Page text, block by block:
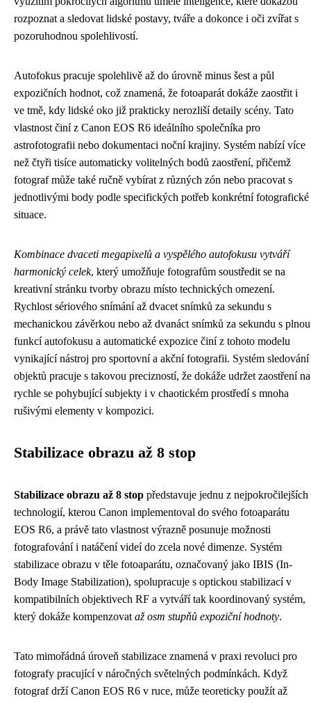
rozpoznat a sledovat lidské postavy, tváře a dokonce i oči zvířat s
pozoruhodnou spolehlivostí.
Autofokus pracuje spolehlivě až do úrovně minus šest a půl
expozičních hodnot, což znamená, že fotoaparát dokáže zaostřit i
ve tmě, kdy lidské oko již prakticky nerozliší detaily scény. Tato
vlastnost činí z Canon EOS R6 ideálního společníka pro
astrofotografii nebo dokumentaci noční krajiny. Systém nabízí více
než čtyři tisíce automaticky volitelných bodů zaostření, přičemž
fotograf může také ručně vybírat z různých zón nebo pracovat s
jednotlivými body podle specifických potřeb konkrétní fotografické
situace.
Kombinace dvaceti megapixelů a vyspělého autofokusu vytváří
harmonický celek, který umožňuje fotografům soustředit se na
kreativní stránku tvorby obrazu místo technických omezení.
Rychlost sériového snímání až dvacet snímků za sekundu s
mechanickou závěrkou nebo až dvanáct snímků za sekundu s plnou
funkcí autofokusu a automatické expozice činí z tohoto modelu
vynikající nástroj pro sportovní a akční fotografii. Systém sledování
objektů pracuje s takovou precizností, že dokáže udržet zaostření na
rychle se pohybující subjekty i v chaotickém prostředí s mnoha
rušivými elementy v kompozici.
Stabilizace obrazu až 8 stop
Stabilizace obrazu až 8 stop představuje jednu z nejpokročilejších
technologií, kterou Canon implementoval do svého fotoaparátu
EOS R6, a právě tato vlastnost výrazně posunuje možnosti
fotografování i natáčení videí do zcela nové dimenze. Systém
stabilizace obrazu v těle fotoaparátu, označovaný jako IBIS (In-
Body Image Stabilization), spolupracuje s optickou stabilizací v
kompatibilních objektivech RF a vytváří tak koordinovaný systém,
který dokáže kompenzovat až osm stupňů expoziční hodnoty.
Tato mimořádná úroveň stabilizace znamená v praxi revoluci pro
fotografy pracující v náročných světelných podmínkách. Když
fotograf drží Canon EOS R6 v ruce, může teoreticky použít až